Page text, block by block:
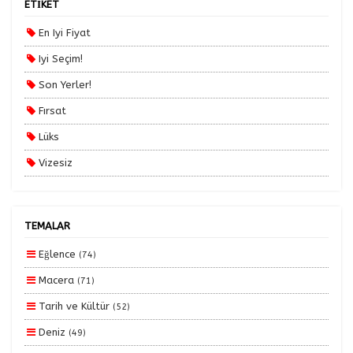
Yurt İçi Turlar
ETİKET
En Iyi Fiyat
Iyi Seçim!
Son Yerler!
Fırsat
Lüks
Vizesiz
Planlanan
Otobüs Ile
Uçak Ile
Ekstralar Dahil
TEMALAR
Eğlence (74)
Macera (71)
Tarih ve Kültür (52)
Deniz (49)